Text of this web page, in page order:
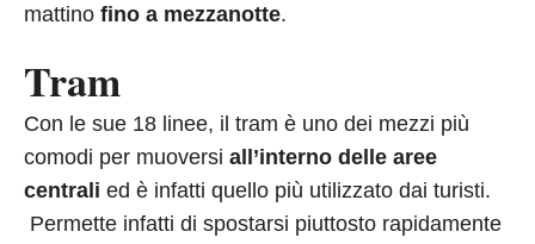
mattino fino a mezzanotte.
Tram
Con le sue 18 linee, il tram è uno dei mezzi più
comodi per muoversi all’interno delle aree
centrali ed è infatti quello più utilizzato dai turisti.
Permette infatti di spostarsi piuttosto rapidamente